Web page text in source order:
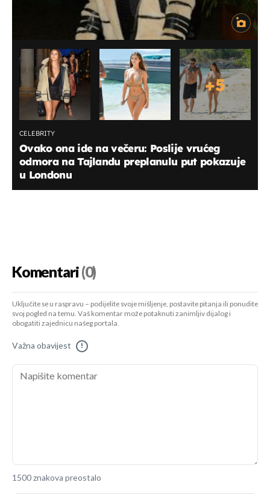
+5
CELEBRITY
Ovako ona ide na večeru: Poslije vrućeg
odmora na Tajlandu preplanulu put pokazuje
u Londonu
Komentari(0)
Uključite se u raspravu – podijelite svoje mišljenje, postavite pitanja ili ponudite
svoj pogled na temu. Vaš komentar može potaknuti zanimljiv dijalog i
obogatiti zajednicu našeg portala.
Važna obavijest !
1500 znakova preostalo